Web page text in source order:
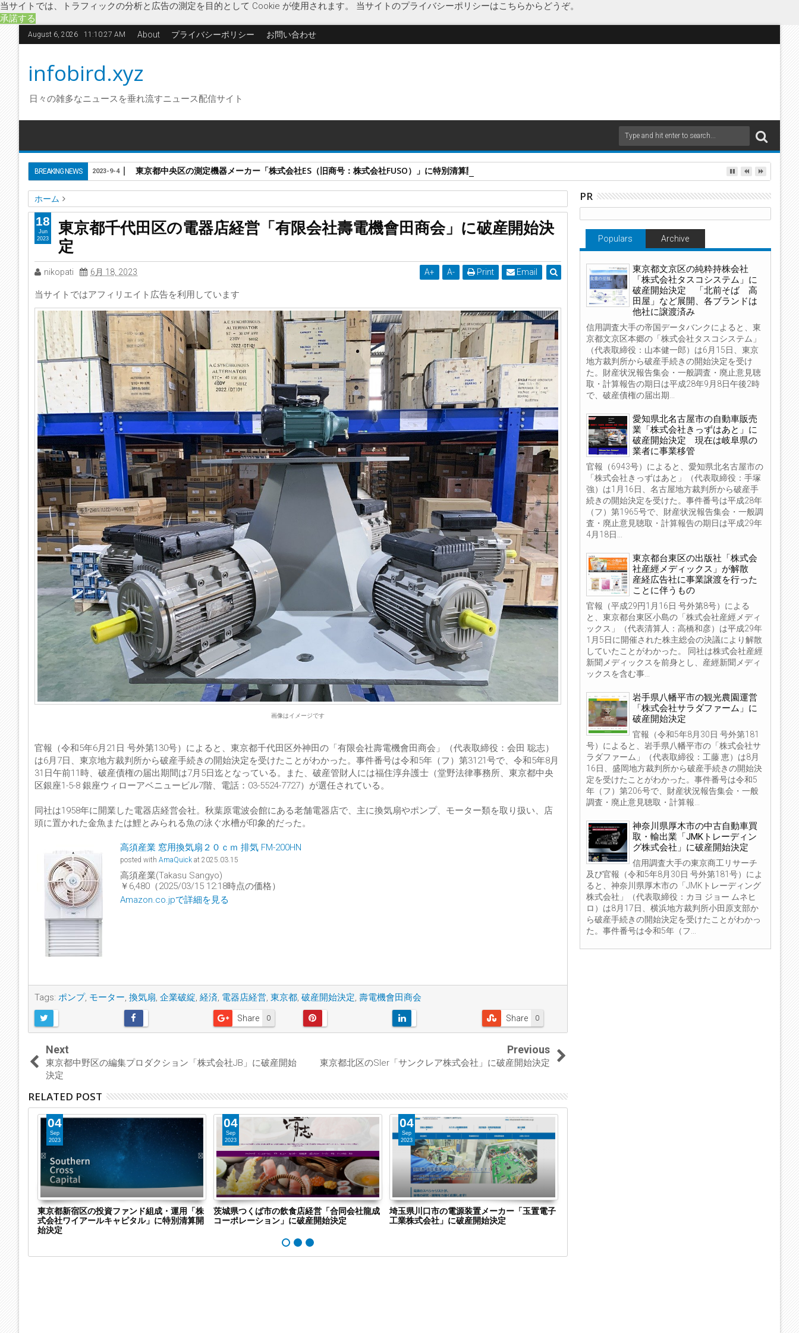
当サイトでは、トラフィックの分析と広告の測定を目的として Cookie が使用されます。 当サイトのプライバシーポリシーはこちらからどうぞ。
承諾する
August 6, 2026 11:10:28 AM About プライバシーポリシー お問い合わせ
infobird.xyz
日々の雑多なニュースを垂れ流すニュース配信サイト
BREAKING NEWS 東京都中央区の測定機器メーカー「株式会社ES（旧商号：株式会社FUSO）」に特別清算開始決定 事業はA-Gas Japanが承継
2023-9-4
ホーム
ポンプ
モーター 換気扇 企業破綻 経済 電器店経営 東京都 破産開始決定
壽電機會田商会
東京都千代田区の電器店経営「有限会社壽電機會田商会」に破産開始決定
東京都千代田区の電器店経営「有限会社壽電機會田商会」に破産開始決
定
nikopati 6月 18, 2023 A+ A- Print Email
当サイトではアフィリエイト広告を利用しています
画像はイメージです
官報（令和5年6月21日 号外第130号）によると、東京都千代田区外神田の「有限会社壽電機會田商会」（代表取締役：会田 聡志）
は6月7日、東京地方裁判所から破産手続きの開始決定を受けたことがわかった。事件番号は令和5年（フ）第3121号で、令和5年8月
31日午前11時、破産債権の届出期間は7月5日迄となっている。また、破産管財人には福住淳弁護士（堂野法律事務所、東京都中央
区銀座1-5-8 銀座ウィローアベニュービル7階、電話：03-5524-7727）が選任されている。
同社は1958年に開業した電器店経営会社。秋葉原電波会館にある老舗電器店で、主に換気扇やポンプ、モーター類を取り扱い、店
頭に置かれた金魚または鯉とみられる魚の泳ぐ水槽が印象的だった。
高須産業 窓用換気扇２０ｃｍ 排気 FM-200HN
posted with AmaQuick at 2025.03.15
高須産業(Takasu Sangyo)
￥6,480（2025/03/15 12:18時点の価格）
Amazon.co.jpで詳細を見る
Tags: ポンプ, モーター 換気扇 企業破綻 経済 電器店経営 東京都 破産開始決定 壽電機會田商会
0
Share 0
Share
18
Jun
2023
Next
東京都中野区の編集プロダクション「株式会社JB」に破産開始
決定
Previous
東京都北区のSIer「サンクレア株式会社」に破産開始決定
RELATED POST
04
Sep
2023
東京都新宿区の投資ファンド組成・運用「株
式会社ワイアールキャピタル」に特別清算開
始決定
04
Sep
2023
茨城県つくば市の飲食店経営「合同会社龍成
コーポレーション」に破産開始決定
04
Sep
2023
埼玉県川口市の電源装置メーカー「玉置電子
工業株式会社」に破産開始決定
PR
Populars Archive
東京都文京区の純粋持株会社
「株式会社タスコシステム」に
破産開始決定 「北前そば 高
田屋」など展開、各ブランドは
他社に譲渡済み
信用調査大手の帝国データバンクによると、東
京都文京区本郷の「株式会社タスコシステム」
（代表取締役：山本健一郎）は6月15日、東京
地方裁判所から破産手続きの開始決定を受け
た。財産状況報告集会・一般調査・廃止意見聴
取・計算報告の期日は平成28年9月8日午後2時
で、破産債権の届出期...
愛知県北名古屋市の自動車販売
業「株式会社きっずはあと」に
破産開始決定 現在は岐阜県の
業者に事業移管
官報（6943号）によると、愛知県北名古屋市の
「株式会社きっずはあと」（代表取締役：手塚
強）は1月16日、名古屋地方裁判所から破産手
続きの開始決定を受けた。事件番号は平成28年
（フ）第1965号で、財産状況報告集会・一般調
査・廃止意見聴取・計算報告の期日は平成29年
4月18日...
東京都台東区の出版社「株式会
社産經メディックス」が解散
産経広告社に事業譲渡を行った
ことに伴うもの
官報（平成29円1月16日 号外第8号）による
と、東京都台東区小島の「株式会社産經メディ
ックス」（代表清算人：高橋和彦）は平成29年
1月5日に開催された株主総会の決議により解散
していたことがわかった。 同社は株式会社産經
新聞メディックスを前身とし、産經新聞メディ
ックスを含む事...
岩手県八幡平市の観光農園運営
「株式会社サラダファーム」に
破産開始決定
官報（令和5年8月30日 号外第181
号）によると、岩手県八幡平市の「株式会社サ
ラダファーム」（代表取締役：工藤 恵）は8月
16日、盛岡地方裁判所から破産手続きの開始決
定を受けたことがわかった。事件番号は令和5
年（フ）第206号で、財産状況報告集会・一般
調査・廃止意見聴取・計算報...
神奈川県厚木市の中古自動車買
取・輸出業「JMKトレーディン
グ株式会社」に破産開始決定
信用調査大手の東京商工リサーチ
及び官報（令和5年8月30日 号外第181号）によ
ると、神奈川県厚木市の「JMKトレーディング
株式会社」（代表取締役：カヨ ジョー ムネヒ
ロ）は8月17日、横浜地方裁判所小田原支部か
ら破産手続きの開始決定を受けたことがわかっ
た。事件番号は令和5年（フ...